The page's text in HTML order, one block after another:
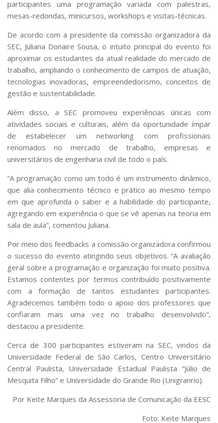
participantes uma programação variada com palestras,
mesas-redondas, minicursos, workshops e visitas-técnicas.
De acordo com a presidente da comissão organizadora da
SEC, Juliana Donaire Sousa, o intuito principal do evento foi
aproximar os estudantes da atual realidade do mercado de
trabalho, ampliando o conhecimento de campos de atuação,
tecnologias inovadoras, empreendedorismo, conceitos de
gestão e sustentabilidade.
Além disso, a SEC promoveu experiências únicas com
atividades sociais e culturais, além da oportunidade ímpar
de estabelecer um networking com profissionais
renomados no mercado de trabalho, empresas e
universitários de engenharia civil de todo o país.
“A programação como um todo é um instrumento dinâmico,
que alia conhecimento técnico e prático ao mesmo tempo
em que aprofunda o saber e a habilidade do participante,
agregando em experiência o que se vê apenas na teoria em
sala de aula”, comentou Juliana.
Por meio dos feedbacks a comissão organizadora confirmou
o sucesso do evento atingindo seus objetivos. “A avaliação
geral sobre a programação e organização foi muito positiva.
Estamos contentes por termos contribuído positivamente
com a formação de tantos estudantes participantes.
Agradecemos também todo o apoio dos professores que
confiaram mais uma vez no trabalho desenvolvido”,
destacou a presidente.
Cerca de 300 participantes estiveram na SEC, vindos da
Universidade Federal de São Carlos, Centro Universitário
Central Paulista, Universidade Estadual Paulista “Júlio de
Mesquita Filho” e Universidade do Grande Rio (Unigranrio).
Por Keite Marques da Assessoria de Comunicação da EESC
Foto: Keite Marques